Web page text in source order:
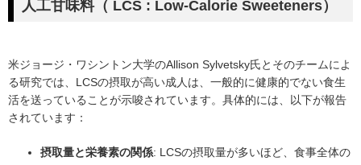
人工甘味料（ LCS : Low-Calorie Sweeteners）
米ジョージ・ワシントン大学のAllison Sylvetsky氏とそのチームによ
る研究では、LCSの摂取が高い成人は、一般的に健康的でない食生
活を送っていることが示唆されています。具体的には、以下が報告
されています：
摂取量と栄養素の関係: LCSの摂取量が多いほど、食事全体の